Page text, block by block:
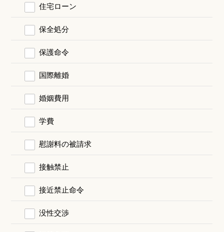
住宅ローン
保全処分
保護命令
国際離婚
婚姻費用
学費
慰謝料の被請求
接触禁止
接近禁止命令
没性交渉